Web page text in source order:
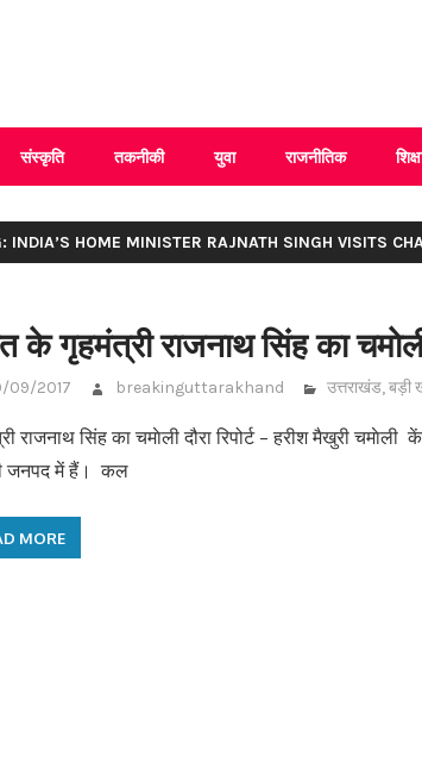
संस्कृति तकनीकी युवा राजनीतिक
INDIA’S HOME MINISTER RAJNATH SINGH VISITS
के गृहमंत्री राजनाथ सिंह का
09/2017 breakinguttarakhand उत्तराखंड,बड़ी
राजनाथ सिंह का चमाेली दौरा रिपोर्ट – हरीश मैखुरी चमाेली
जनपद में हैं। कल
MORE